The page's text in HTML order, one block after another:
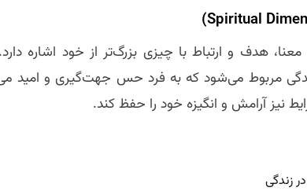
هدف و ارتباط با چیزی بزرگ‌تر از خود اشاره
مربوط می‌شود که به فرد حس جهت‌گیری و امید
نیز آرامش و انگیزه خود را حفظ کند.
زندگی